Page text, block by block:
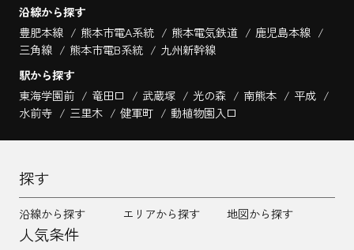
沿線から探す
豊肥本線
熊本市電A系統 熊本電気鉄道
鹿児島本線
三角線
熊本市電B系統
九州新幹線
駅から探す
東海学園前
竜田口 武蔵塚 光の森 南熊本
平成
水前寺
三里木 健軍町 動植物園入口
探す
沿線から探す エリアから探す 地図から探す
人気条件